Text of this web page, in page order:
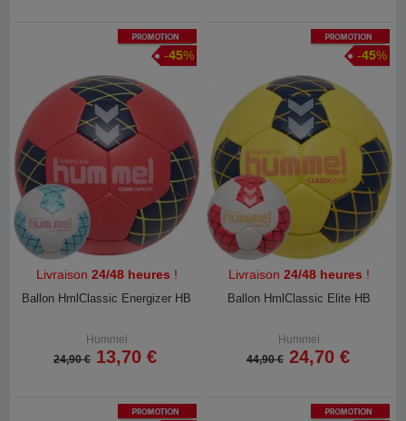
Promotion
-45%
Livraison 24/48 heures !
Ballon HmlClassic Energizer HB
Hummel
24,90 € 13,70 €
Promotion
-45%
Livraison24/48 heures !
Ballon HmlClassic Elite HB
Hummel
44,90 € 24,70 €
Promotion Promotion